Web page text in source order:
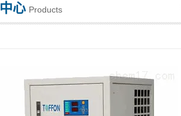
心 Products